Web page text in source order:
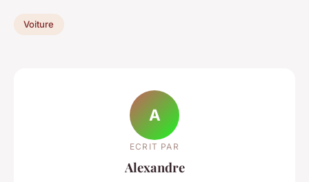
Voiture
A
ECRIT PAR
Alexandre